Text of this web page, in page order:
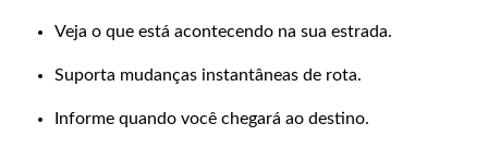
Veja o que está acontecendo na sua estrada.
Suporta mudanças instantâneas de rota.
Informe quando você chegará ao destino.